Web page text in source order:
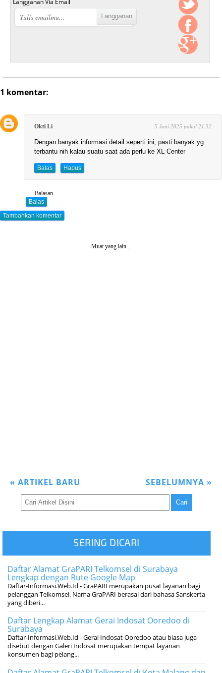
Langganan Via Email
1 komentar:
Okti Li 5 Juni 2025 pukul 21.32
Dengan banyak informasi detail seperti ini, pasti banyak yg
terbantu nih kalau suatu saat ada perlu ke XL Center
Balas Hapus
Balasan
Balas
Tambahkan komentar
Muat yang lain...
« ARTIKEL BARU SEBELUMNYA »
SERING DICARI
Daftar Alamat GraPARI Telkomsel di Surabaya
Lengkap dengan Rute Google Map
Daftar-Informasi.Web.Id - GraPARI merupakan pusat layanan bagi
pelanggan Telkomsel. Nama GraPARI berasal dari bahasa Sanskerta
yang diberi...
Daftar Lengkap Alamat Gerai Indosat Ooredoo di
Surabaya
Daftar-Informasi.Web.Id - Gerai Indosat Ooredoo atau biasa juga
disebut dengan Galeri Indosat merupakan tempat layanan
konsumen bagi pelang...